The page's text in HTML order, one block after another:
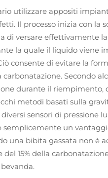
utilizzare appositi
Il processo inizia con la
di versare effettivamente
la quale il liquido viene
consente di evitare la
Secondo
durante il riempimento,
metodi basati sulla
sensori di pressione
un
una bibita gassata non è
15% della